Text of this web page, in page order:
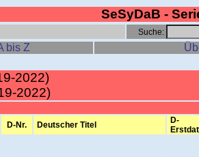
SeSyDaB -
Suche:
bis Z
2022)
2022)
D-Nr. Deutscher Titel
D-